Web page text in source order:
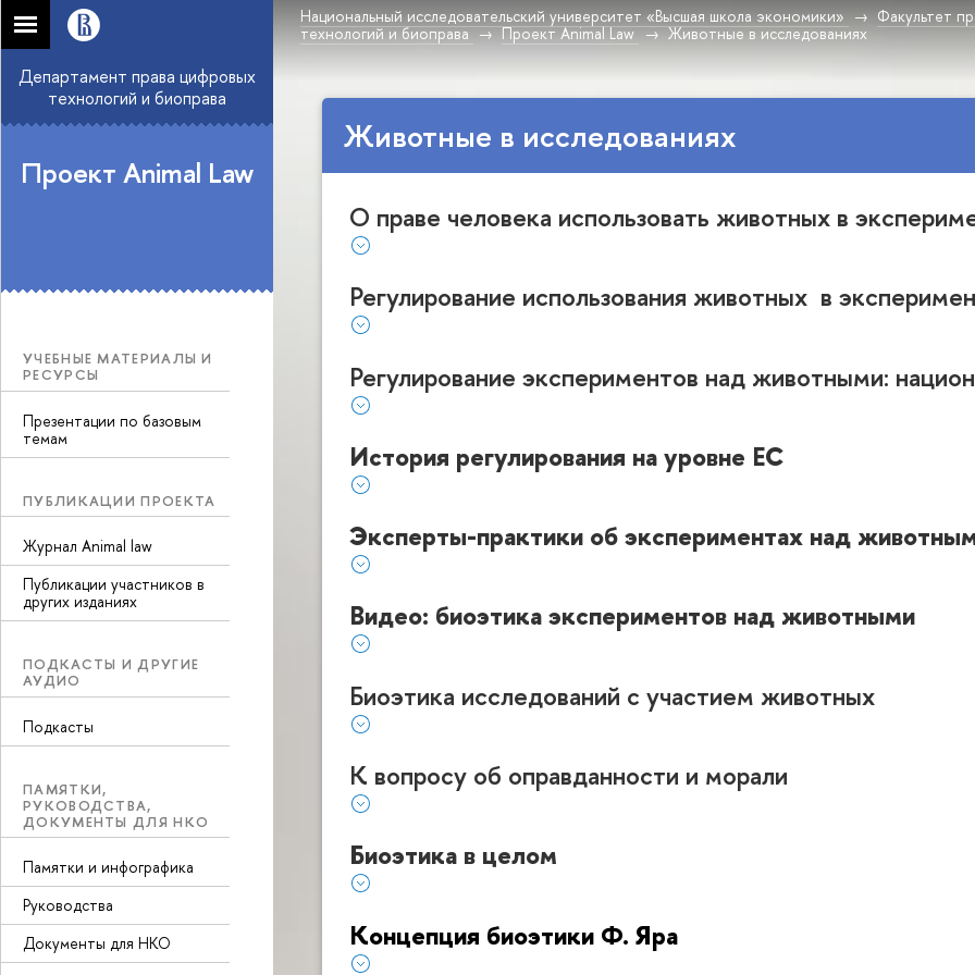
Национальный исследовательский университет «Высшая школа экономики»
Факультет
технологий и биоправа
Проект Animal Law Животные в исследованиях
Департамент права цифровых
технологий и биоправа
Проект Animal Law
УЧЕБНЫЕ МАТЕРИАЛЫ И
РЕСУРСЫ
Презентации по базовым
темам
ПУБЛИКАЦИИ ПРОЕКТА
Журнал Animal law
Публикации участников в
других изданиях
ПОДКАСТЫ И ДРУГИЕ
АУДИО
Подкасты
ПАМЯТКИ,
РУКОВОДСТВА,
ДОКУМЕНТЫ ДЛЯ НКО
Памятки и инфографика
Руководства
Документы для НКО
Животные в исследованиях
О праве человека использовать животных в
Регулирование использования животных в
Регулирование экспериментов над животными:
История регулирования на уровне ЕС
Эксперты-практики об экспериментах над
Видео: биоэтика экспериментов над животными
Биоэтика исследований с участием животных
К вопросу об оправданности и морали
Биоэтика в целом
Концепция биоэтики Ф. Яра